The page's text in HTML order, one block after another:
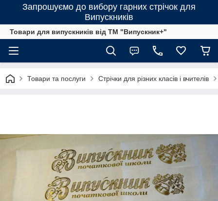
Запрошуємо до вибору гарних стрічок для
Випускників
Товари для випускників від ТМ "Випускник+"
Товари та послуги Стрічки для різних класів і вчителів